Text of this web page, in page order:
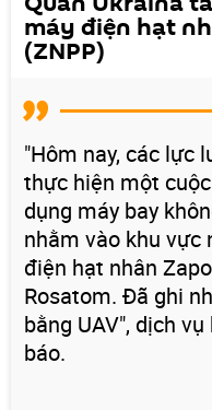
máy điện hạt
(ZNPP)
"Hôm nay, các lực
thực hiện một
dụng máy bay
nhằm vào khu vực
điện hạt nhân
Rosatom. Đã ghi
bằng UAV", dịch
báo.